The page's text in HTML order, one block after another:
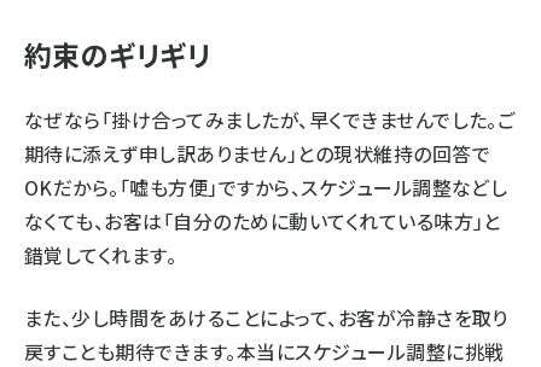
約束のギリギリ
なぜなら「掛け合ってみましたが、早くできませんでした。ご
期待に添えず申し訳ありません」との現状維持の回答で
OKだから。「嘘も方便」ですから、スケジュール調整などし
なくても、お客は「自分のために動いてくれている味方」と
錯覚してくれます。
また、少し時間をあけることによって、お客が冷静さを取り
戻すことも期待できます。本当にスケジュール調整に挑戦